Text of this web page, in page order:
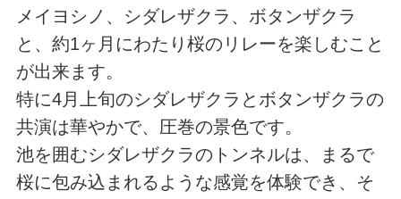
メイヨシノ、シダレザクラ、ボタンザクラ
と、約1ヶ月にわたり桜のリレーを楽しむこと
が出来ます。
特に4月上旬のシダレザクラとボタンザクラの
共演は華やかで、圧巻の景色です。
池を囲むシダレザクラのトンネルは、まるで
桜に包み込まれるような感覚を体験でき、そ